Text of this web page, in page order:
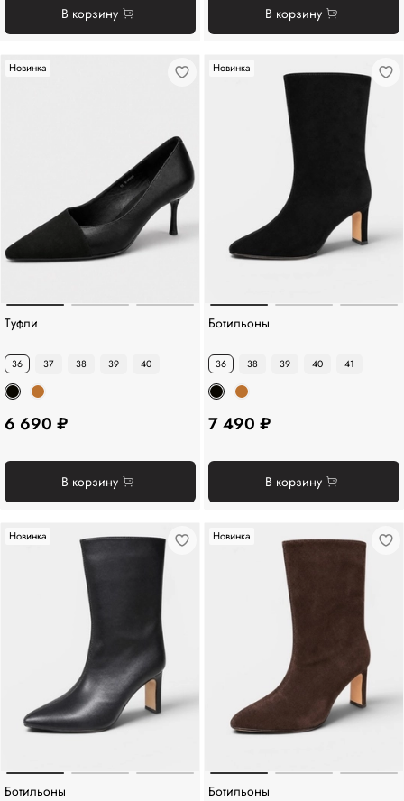
В корзину В корзину
Новинка
Туфли
36 37 38 39 40
6 690 ₽
В корзину
Новинка
Ботильоны
36 38 39 40 41
7 490 ₽
В корзину
Новинка
Ботильоны
Новинка
Ботильоны